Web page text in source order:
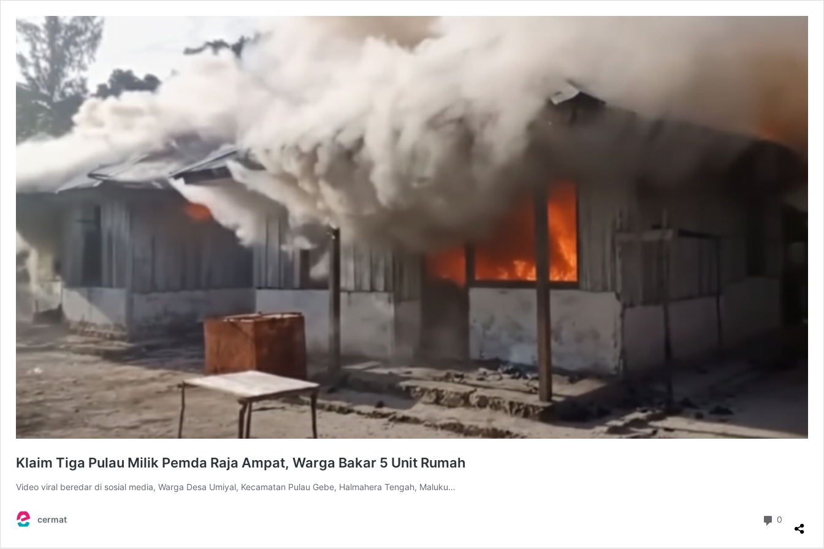
Klaim Tiga Pulau Milik Pemda Raja Ampat, Warga Bakar 5 Unit Rumah
Video viral beredar di sosial media, Warga Desa Umiyal, Kecamatan Pulau Gebe, Halmahera Tengah, Maluku…
cermat 0